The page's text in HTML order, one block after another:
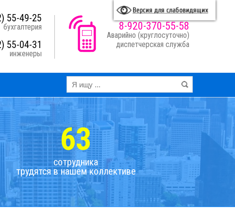
55-49-25
бухгалтерия
55-04-31
инженеры
8-920-370-55-58
Аварийно (круглосуточно)
диспетчерская служба
63
сотрудника
трудятся в нашем коллективе